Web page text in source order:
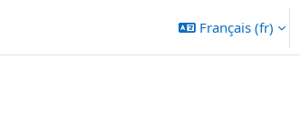
Français ‎(fr)‎